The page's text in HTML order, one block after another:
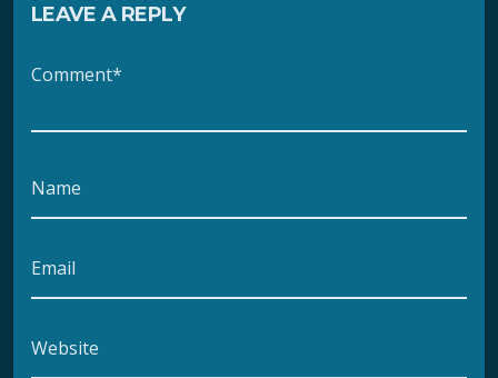
LEAVE A REPLY
Comment*
Name
Email
Website